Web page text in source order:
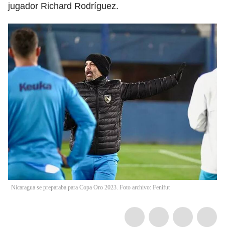
jugador Richard Rodríguez.
Nicaragua se preparaba para Copa Oro 2023. Foto archivo: Fenifut